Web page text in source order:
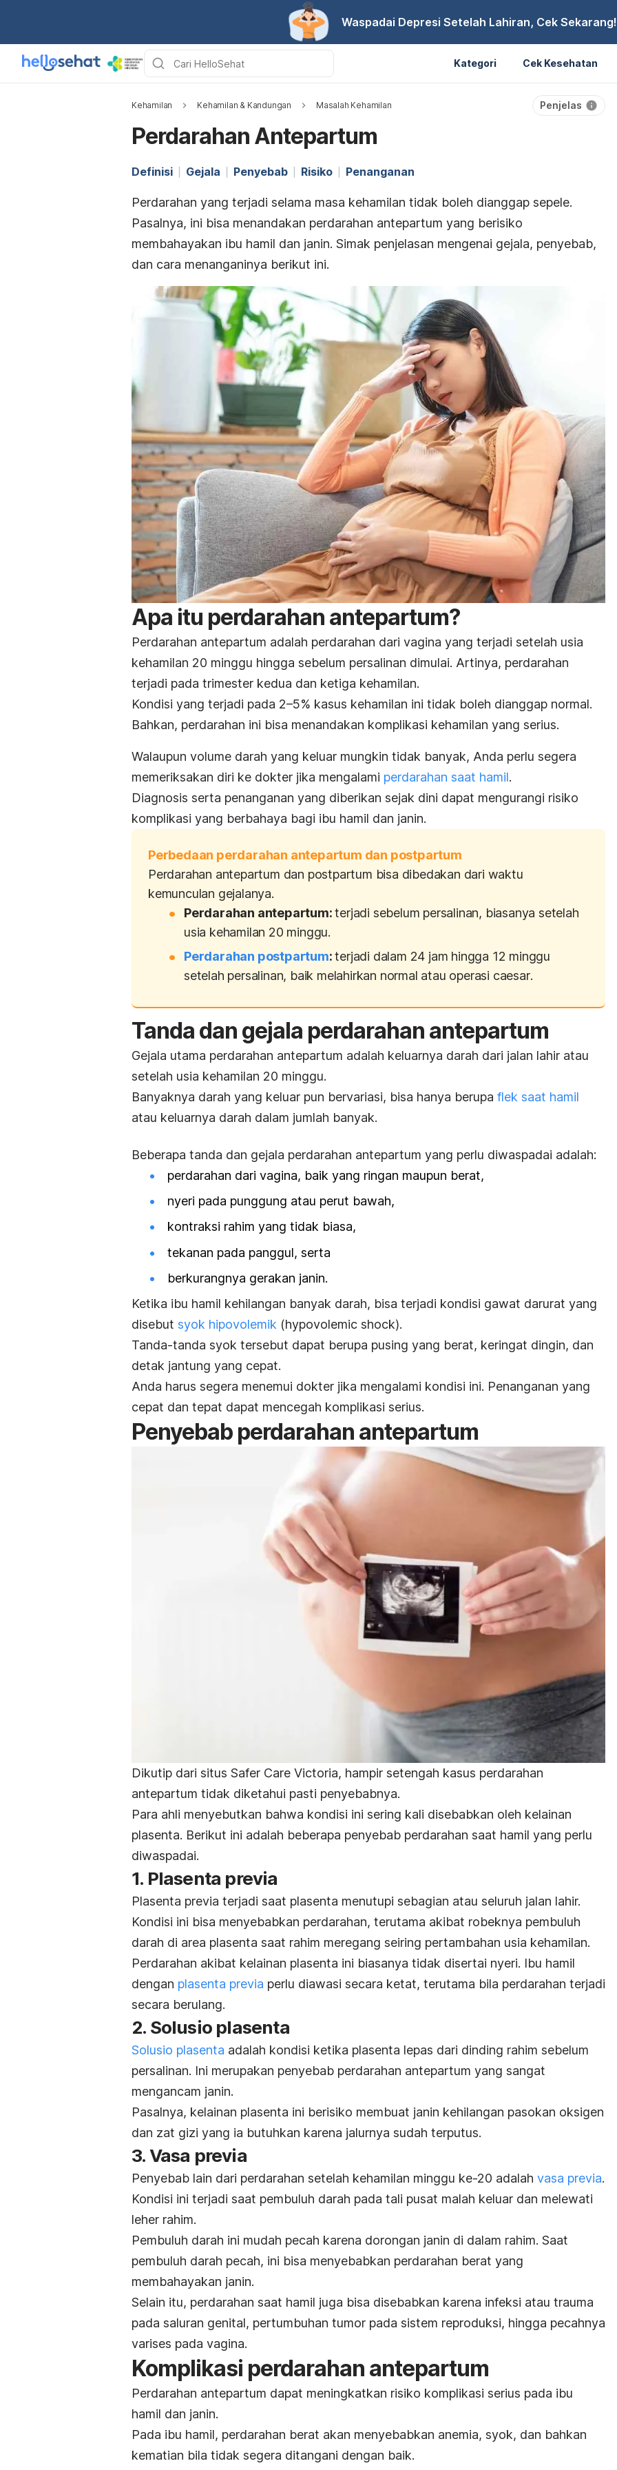
Waspadai Depresi Setelah Lahiran, Cek Sekarang!
Kategori Cek Kesehatan
Kehamilan Kehamilan & Kandungan Masalah Kehamilan Penjelas
Perdarahan Antepartum
Definisi Gejala Penyebab Risiko Penanganan
Perdarahan yang terjadi selama masa kehamilan tidak boleh dianggap sepele.
Pasalnya, ini bisa menandakan perdarahan antepartum yang berisiko
membahayakan ibu hamil dan janin. Simak penjelasan mengenai gejala, penyebab,
dan cara menanganinya berikut ini.
Apa itu perdarahan antepartum?
Perdarahan antepartum adalah perdarahan dari vagina yang terjadi setelah usia
kehamilan 20 minggu hingga sebelum persalinan dimulai. Artinya, perdarahan
terjadi pada trimester kedua dan ketiga kehamilan.
Kondisi yang terjadi pada 2–5% kasus kehamilan ini tidak boleh dianggap normal.
Bahkan, perdarahan ini bisa menandakan komplikasi kehamilan yang serius.
Walaupun volume darah yang keluar mungkin tidak banyak, Anda perlu segera
memeriksakan diri ke dokter jika mengalami perdarahan saat hamil.
Diagnosis serta penanganan yang diberikan sejak dini dapat mengurangi risiko
komplikasi yang berbahaya bagi ibu hamil dan janin.
Perbedaan perdarahan antepartum dan postpartum
Perdarahan antepartum dan postpartum bisa dibedakan dari waktu
kemunculan gejalanya.
Perdarahan antepartum:terjadi sebelum persalinan, biasanya setelah
usia kehamilan 20 minggu.
Perdarahan postpartum:terjadi dalam 24 jam hingga 12 minggu
setelah persalinan, baik melahirkan normal atau operasi caesar.
Tanda dan gejala perdarahan antepartum
Gejala utama perdarahan antepartum adalah keluarnya darah dari jalan lahir atau
setelah usia kehamilan 20 minggu.
Banyaknya darah yang keluar pun bervariasi, bisa hanya berupa flek saat hamil
atau keluarnya darah dalam jumlah banyak.
Beberapa tanda dan gejala perdarahan antepartum yang perlu diwaspadai adalah:
perdarahan dari vagina, baik yang ringan maupun berat,
nyeri pada punggung atau perut bawah,
kontraksi rahim yang tidak biasa,
tekanan pada panggul, serta
berkurangnya gerakan janin.
Ketika ibu hamil kehilangan banyak darah, bisa terjadi kondisi gawat darurat yang
disebut syok hipovolemik (hypovolemic shock).
Tanda-tanda syok tersebut dapat berupa pusing yang berat, keringat dingin, dan
detak jantung yang cepat.
Anda harus segera menemui dokter jika mengalami kondisi ini. Penanganan yang
cepat dan tepat dapat mencegah komplikasi serius.
Penyebab perdarahan antepartum
Dikutip dari situs Safer Care Victoria, hampir setengah kasus perdarahan
antepartum tidak diketahui pasti penyebabnya.
Para ahli menyebutkan bahwa kondisi ini sering kali disebabkan oleh kelainan
plasenta. Berikut ini adalah beberapa penyebab perdarahan saat hamil yang perlu
diwaspadai.
1. Plasenta previa
Plasenta previa terjadi saat plasenta menutupi sebagian atau seluruh jalan lahir.
Kondisi ini bisa menyebabkan perdarahan, terutama akibat robeknya pembuluh
darah di area plasenta saat rahim meregang seiring pertambahan usia kehamilan.
Perdarahan akibat kelainan plasenta ini biasanya tidak disertai nyeri. Ibu hamil
dengan plasenta previa perlu diawasi secara ketat, terutama bila perdarahan terjadi
secara berulang.
2. Solusio plasenta
Solusio plasenta adalah kondisi ketika plasenta lepas dari dinding rahim sebelum
persalinan. Ini merupakan penyebab perdarahan antepartum yang sangat
mengancam janin.
Pasalnya, kelainan plasenta ini berisiko membuat janin kehilangan pasokan oksigen
dan zat gizi yang ia butuhkan karena jalurnya sudah terputus.
3. Vasa previa
Penyebab lain dari perdarahan setelah kehamilan minggu ke-20 adalah vasa previa.
Kondisi ini terjadi saat pembuluh darah pada tali pusat malah keluar dan melewati
leher rahim.
Pembuluh darah ini mudah pecah karena dorongan janin di dalam rahim. Saat
pembuluh darah pecah, ini bisa menyebabkan perdarahan berat yang
membahayakan janin.
Selain itu, perdarahan saat hamil juga bisa disebabkan karena infeksi atau trauma
pada saluran genital, pertumbuhan tumor pada sistem reproduksi, hingga pecahnya
varises pada vagina.
Komplikasi perdarahan antepartum
Perdarahan antepartum dapat meningkatkan risiko komplikasi serius pada ibu
hamil dan janin.
Pada ibu hamil, perdarahan berat akan menyebabkan anemia, syok, dan bahkan
kematian bila tidak segera ditangani dengan baik.